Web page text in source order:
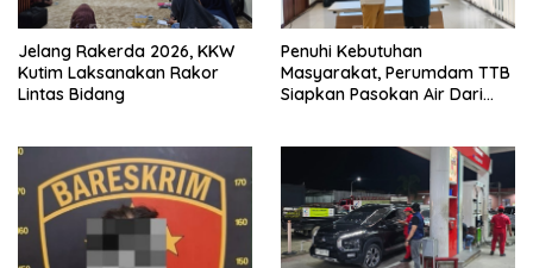
Jelang Rakerda 2026, KKW
Kutim Laksanakan Rakor
Lintas Bidang
Penuhi Kebutuhan
Masyarakat, Perumdam TTB
Siapkan Pasokan Air Dari